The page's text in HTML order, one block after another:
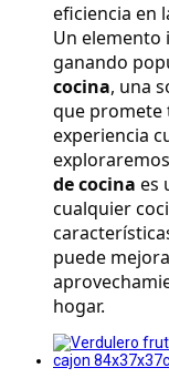
eficiencia en
Un elemento
ganando
cocina, una
que
experiencia
de cocina es
cualquier
puede
hogar.